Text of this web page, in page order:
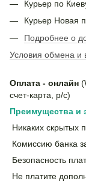
Курьер по
Курьер Новая
Подробнее о
Условия обмена и
Оплата - онлайн
счет-карта, р/с)
Преимущества и
Никаких скрытых
Комиссию банка
Безопасность
Не платите